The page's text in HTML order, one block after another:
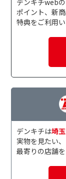
デンキチweb
ポイント、新
特典をご利用
デンキチは埼
実物を見たい
最寄りの店舗